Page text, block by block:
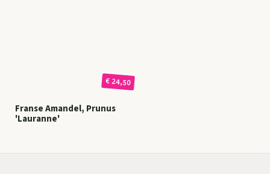
€ 24,50
Franse Amandel, Prunus
'Lauranne'